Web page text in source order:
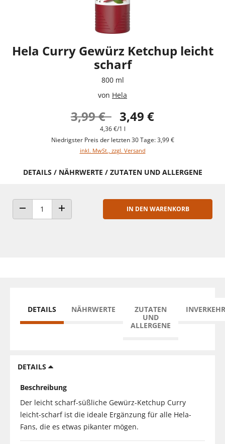
Hela Curry Gewürz Ketchup leicht
scharf
800 ml
von Hela
3,99 € 3,49 €
4,36 €/1 l
Niedrigster Preis der letzten 30 Tage: 3,99 €
inkl. MwSt., zzgl. Versand
DETAILS / NÄHRWERTE / ZUTATEN UND ALLERGENE
ANZAHL VERRINGERNANZAHL ERHÖHEN
IN DEN WARENKORB
DETAILS NÄHRWERTE
ZUTATEN
UND
ALLERGENE
DETAILS
Beschreibung
Der leicht scharf-süßliche Gewürz-Ketchup Curry
leicht-scharf ist die ideale Ergänzung für alle Hela-
Fans, die es etwas pikanter mögen.